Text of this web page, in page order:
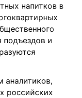
напитков в
подъездов и
аналитиков,
российских